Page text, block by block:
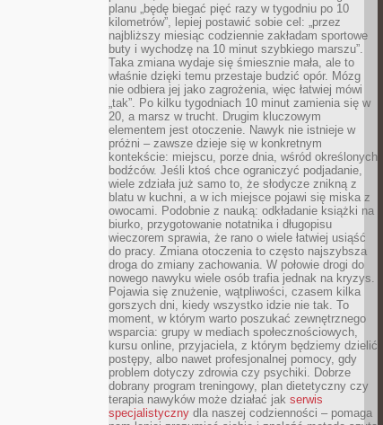
planu „będę biegać pięć razy w tygodniu po 10
kilometrów”, lepiej postawić sobie cel: „przez
najbliższy miesiąc codziennie zakładam sportowe
buty i wychodzę na 10 minut szybkiego marszu”.
Taka zmiana wydaje się śmiesznie mała, ale to
właśnie dzięki temu przestaje budzić opór. Mózg
nie odbiera jej jako zagrożenia, więc łatwiej mówi
„tak”. Po kilku tygodniach 10 minut zamienia się w
20, a marsz w trucht. Drugim kluczowym
elementem jest otoczenie. Nawyk nie istnieje w
próżni – zawsze dzieje się w konkretnym
kontekście: miejscu, porze dnia, wśród określonych
bodźców. Jeśli ktoś chce ograniczyć podjadanie,
wiele zdziała już samo to, że słodycze znikną z
blatu w kuchni, a w ich miejsce pojawi się miska z
owocami. Podobnie z nauką: odkładanie książki na
biurko, przygotowanie notatnika i długopisu
wieczorem sprawia, że rano o wiele łatwiej usiąść
do pracy. Zmiana otoczenia to często najszybsza
droga do zmiany zachowania. W połowie drogi do
nowego nawyku wiele osób trafia jednak na kryzys.
Pojawia się znużenie, wątpliwości, czasem kilka
gorszych dni, kiedy wszystko idzie nie tak. To
moment, w którym warto poszukać zewnętrznego
wsparcia: grupy w mediach społecznościowych,
kursu online, przyjaciela, z którym będziemy dzielić
postępy, albo nawet profesjonalnej pomocy, gdy
problem dotyczy zdrowia czy psychiki. Dobrze
dobrany program treningowy, plan dietetyczny czy
terapia nawyków może działać jak serwis
specjalistyczny dla naszej codzienności – pomaga